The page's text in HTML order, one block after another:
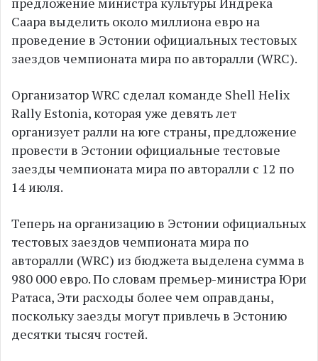
Саара выделить около миллиона евро на
проведение в Эстонии официальных тестовых
заездов чемпионата мира по авторалли (WRC).
Организатор WRC сделал команде Shell Helix
Rally Estonia, которая уже девять лет
организует ралли на юге страны, предложение
провести в Эстонии официальные тестовые
заезды чемпионата мира по авторалли с 12 по
14 июля.
Теперь на организацию в Эстонии официальных
тестовых заездов чемпионата мира по
авторалли (WRC) из бюджета выделена сумма в
980 000 евро. По словам премьер-министра Юри
Ратаса, Эти расходы более чем оправданы,
поскольку заезды могут привлечь в Эстонию
десятки тысяч гостей.